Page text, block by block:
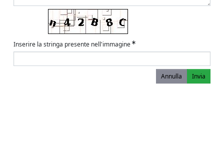
Inserire la stringa presente nell'immagine
Annulla Invia